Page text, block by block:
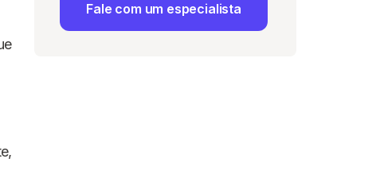
Fale com um especialista
de Uso